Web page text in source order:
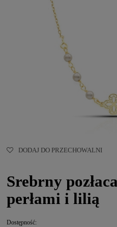
DODAJ DO PRZECHOWALNI
Srebrny
perłami i lilią
Dostępność: